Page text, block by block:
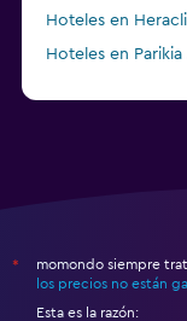
Hoteles en
Hoteles en Parikia
*
momondo siempre
los precios no están
Esta es la razón: